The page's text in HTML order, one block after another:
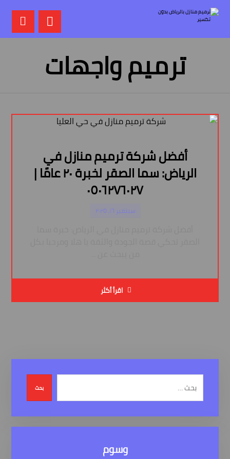
ترميم واجهات
أفضل شركة ترميم منازل في
الرياض: سما الصقر لخبرة ٢٠ عامًا |
٠٥٠٦٢٧٦٠٢٧
سبتمبر ١٦, ٢٠٢٥
اقرأ أكثر
بحث
وسوم